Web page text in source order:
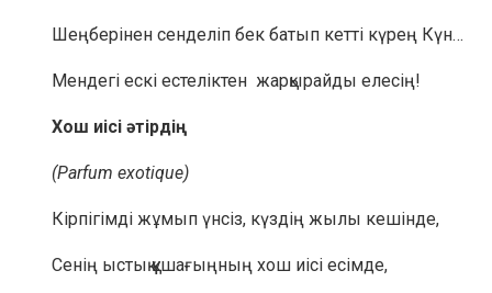
Шеңберінен сенделіп бек батып кетті күрең Күн…
Мендегі ескі естеліктен жарқырайды елесің!
Хош иісі әтірдің
(Parfum exotique)
Кірпігімді жұмып үнсіз, күздің жылы кешінде,
Сенің ыстық құшағыңның хош иісі есімде,